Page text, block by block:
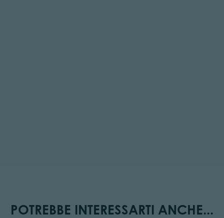
POTREBBE INTERESSARTI ANCHE...